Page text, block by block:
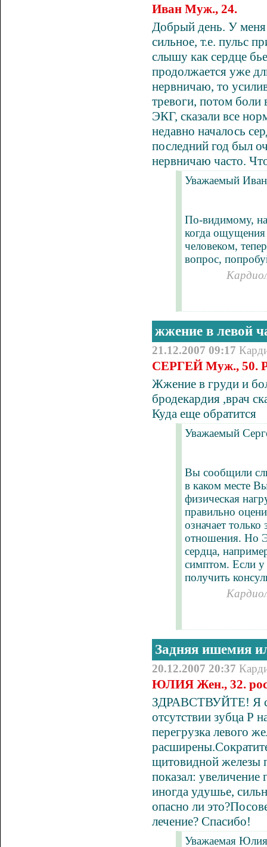
Иван Муж., 24.
Добрый день. У меня
сильное, т.е. пульс
слышу как сердце
продолжается уже
нервничаю, то
тревоги, потом боли
ЭКГ, сказали все
недавно началось
последний год был
нервничаю часто.
Уважаемый
По-видимому,
когда
человеком,
вопрос,
жжение в левой
21.12.2007 09:17
СЕРГЕЙ Муж., 50.
Жжение в груди и
бродекардия ,врач
Куда еще обратится
Уважаемый
Вы сообщили
в каком месте
физическая
правильно
означает
отношения. Но
сердца,
симптом. Если у
получить
Задняя ишемия
20.12.2007 20:37
ЮЛИЯ Жен., 32.
ЗДРАВСТВУЙТЕ! Я
отсутствии зубца Р
перегрузка левого
щитовидной железы
показал:
иногда удушье,
опасно ли
лечение? Спасибо!
Уважаемая